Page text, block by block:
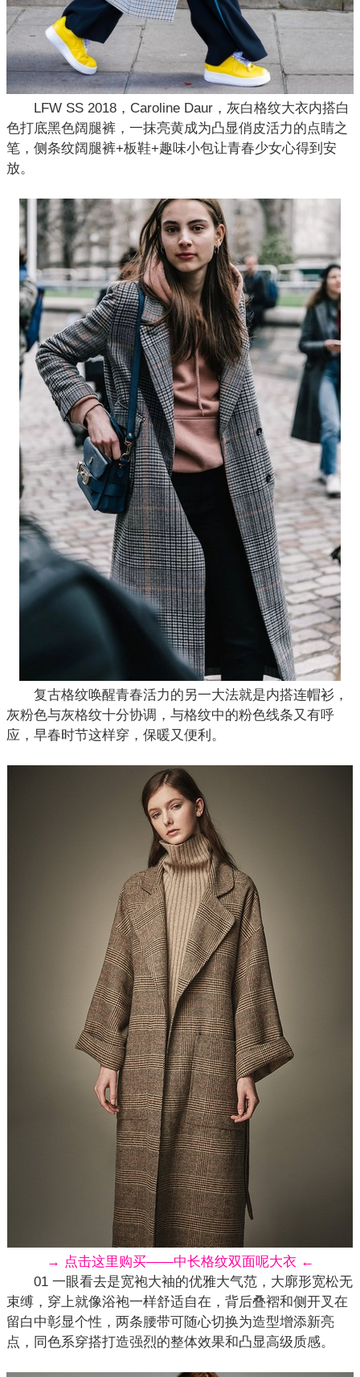
LFW SS 2018，Caroline Daur，灰白格纹大衣内搭白
色打底黑色阔腿裤，一抹亮黄成为凸显俏皮活力的点睛之
笔，侧条纹阔腿裤+板鞋+趣味小包让青春少女心得到安
放。
复古格纹唤醒青春活力的另一大法就是内搭连帽衫，
灰粉色与灰格纹十分协调，与格纹中的粉色线条又有呼
应，早春时节这样穿，保暖又便利。
→ 点击这里购买——中长格纹双面呢大衣 ←
01 一眼看去是宽袍大袖的优雅大气范，大廓形宽松无
束缚，穿上就像浴袍一样舒适自在，背后叠褶和侧开叉在
留白中彰显个性，两条腰带可随心切换为造型增添新亮
点，同色系穿搭打造强烈的整体效果和凸显高级质感。